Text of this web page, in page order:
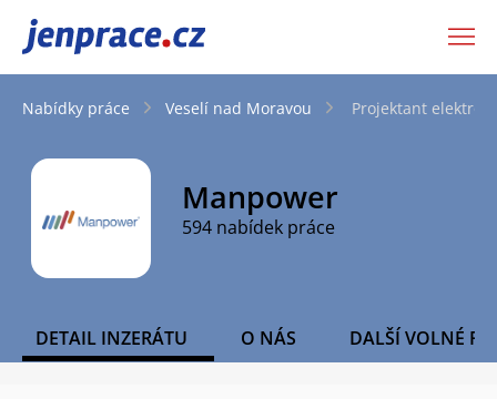
JenPráce.cz
Nabídky práce Veselí nad Moravou Projektant elektro
Manpower
594 nabídek práce
DETAIL INZERÁTU O NÁS DALŠÍ VOLNÉ